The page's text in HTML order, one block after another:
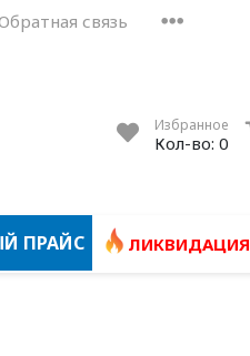
связь
Избранное
Кол-во: 0
ПРАЙС ЛИКВИДАЦИЯ